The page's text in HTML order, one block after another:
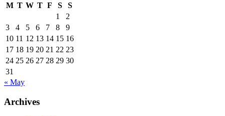
M T W T F S
S
1
2
3
4 5 6 7 8
9
10 11 12 13 14 15 16
17 18 19 20 21 22 23
24 25 26 27 28 29 30
31
« May
Archives